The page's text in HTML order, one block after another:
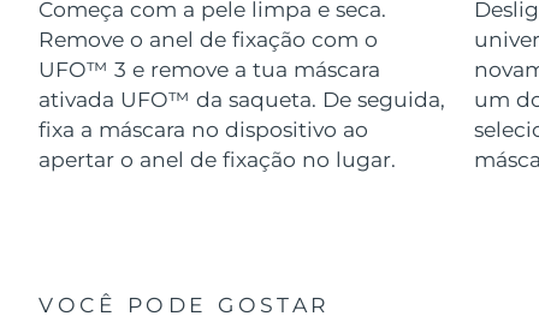
Começa com a pele limpa e seca.
Remove o anel de fixação com o
UFO™ 3 e remove a tua máscara
ativada UFO™ da saqueta. De seguida,
fixa a máscara no dispositivo ao
apertar o anel de fixação no lugar.
um
VOCÊ PODE GOSTAR